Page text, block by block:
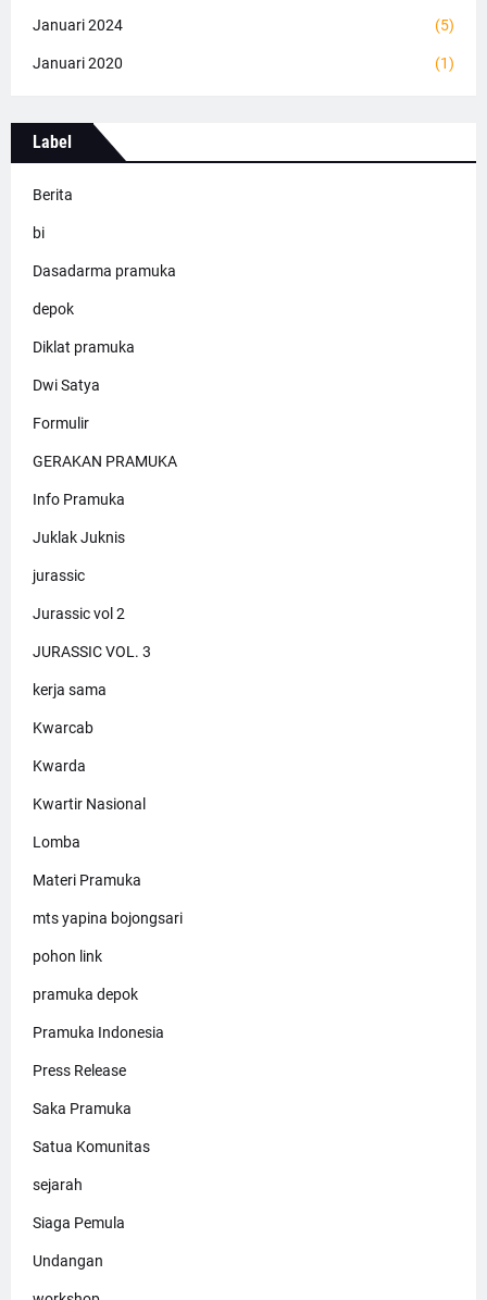
Januari 2024 (5)
Januari 2020 (1)
Label
Berita
bi
Dasadarma pramuka
depok
Diklat pramuka
Dwi Satya
Formulir
GERAKAN PRAMUKA
Info Pramuka
Juklak Juknis
jurassic
Jurassic vol 2
JURASSIC VOL. 3
kerja sama
Kwarcab
Kwarda
Kwartir Nasional
Lomba
Materi Pramuka
mts yapina bojongsari
pohon link
pramuka depok
Pramuka Indonesia
Press Release
Saka Pramuka
Satua Komunitas
sejarah
Siaga Pemula
Undangan